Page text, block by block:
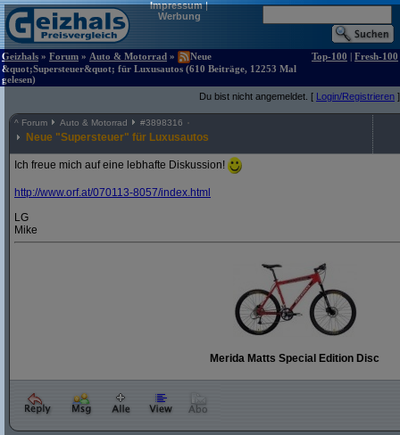
Impressum|
Werbung
Geizhals » Forum » Auto & Motorrad »
Neue
&quot;Supersteuer&quot; für Luxusautos (610 Beiträge, 12253 Mal
gelesen)
Top-100 | Fresh-100
Du bist nicht angemeldet. [ Login/Registrieren ]
^ Forum Auto & Motorrad #3898316
Neue "Supersteuer" für Luxusautos
Ich freue mich auf eine lebhafte Diskussion!
http://www.orf.at/070113-8057/index.html
LG
Mike
Merida Matts Special Edition Disc